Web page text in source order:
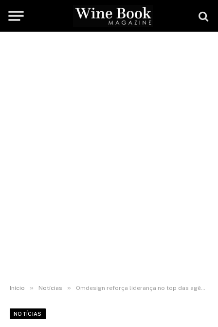
Início » Notícias » Omdesign reforça liderança no top das agências mais criativas do mundo
NOTÍCIAS